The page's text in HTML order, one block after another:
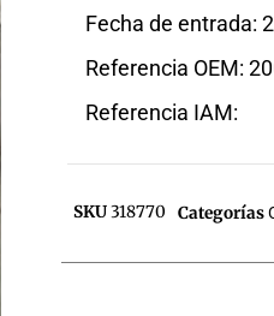
Fecha de entrada:
Referencia OEM:
Referencia IAM:
SKU318770 Categorías